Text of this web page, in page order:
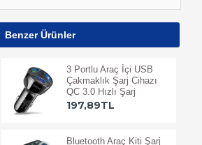
Benzer Ürünler
3 Portlu Araç İçi USB
Çakmaklık Şarj Cihazı
QC 3.0 Hızlı Şarj
197,89TL
Bluetooth Araç Kiti Şarj